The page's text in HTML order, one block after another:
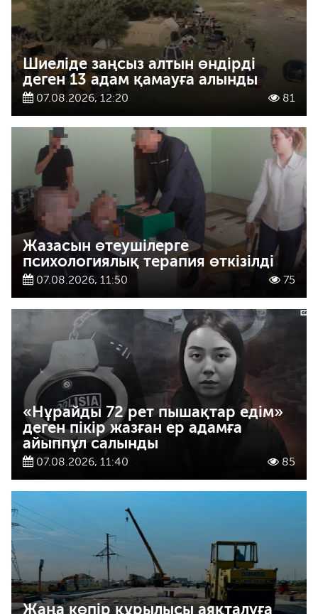
Шиеліде заңсыз алтын өндірді
деген 13 адам қамауға алынды
07.08.2026, 12:20 81
Жазасын өтеушілерге
психологиялық терапия өткізілді
07.08.2026, 11:50 75
«Нұрайды 72 рет пышақтар едім»
деген пікір жазған ер адамға
айыппұл салынды
07.08.2026, 11:40 85
Жаңа көпір құрылысы аяқталуға